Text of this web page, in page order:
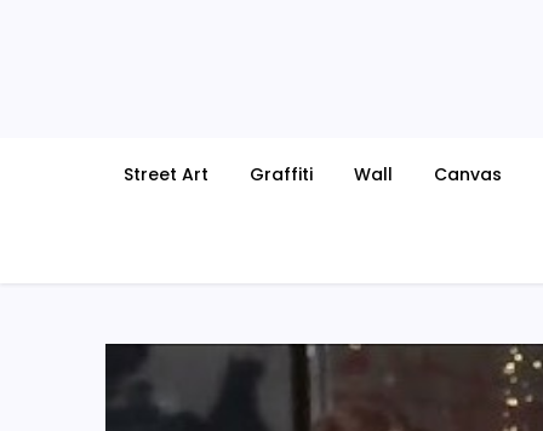
Street Art Graffiti Wall Canvas